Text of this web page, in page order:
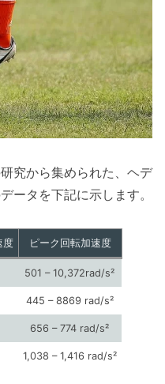
究から集められた、ヘデ
ータを下記に示します。
度 ピーク回転加速度
501 – 10,372rad/s²
445 – 8869 rad/s²
656 – 774 rad/s²
1,038 – 1,416 rad/s²